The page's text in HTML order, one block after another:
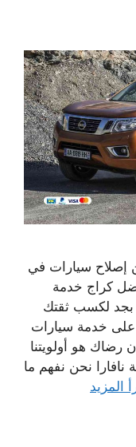
إصلاح سيارات في
كراج خدمة
بجد لكسب ثقتك
على خدمة سيارات
رضاك ​​هو أولويتنا
نحن نفهم ما
المزيد